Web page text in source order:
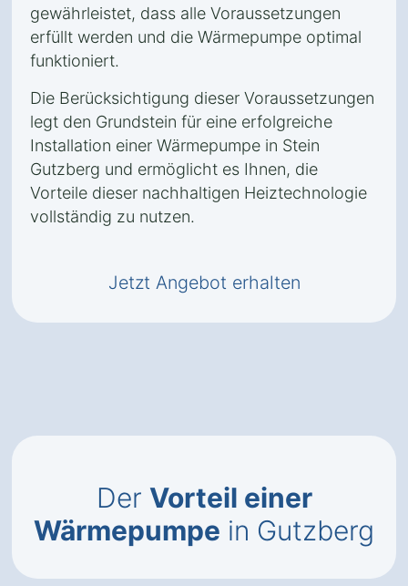
gewährleistet, dass alle Voraussetzungen
erfüllt werden und die Wärmepumpe optimal
funktioniert.
Die Berücksichtigung dieser Voraussetzungen
legt den Grundstein für eine erfolgreiche
Installation einer Wärmepumpe in Stein
Gutzberg und ermöglicht es Ihnen, die
Vorteile dieser nachhaltigen Heiztechnologie
vollständig zu nutzen.
Jetzt Angebot erhalten
Der Vorteil einer
Wärmepumpe in Gutzberg